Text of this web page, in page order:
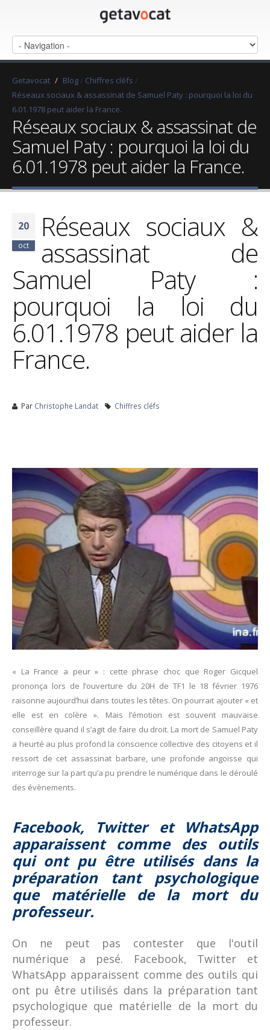
Getavocat / Blog / Chiffres cléfs /
Réseaux sociaux & assassinat de Samuel Paty : pourquoi la loi du
6.01.1978 peut aider la France.
Réseaux sociaux & assassinat de
Samuel Paty : pourquoi la loi du
6.01.1978 peut aider la France.
20
oct
Réseaux sociaux &
assassinat de
Samuel Paty :
pourquoi la loi du
6.01.1978 peut aider la
France.
Par Christophe Landat Chiffres cléfs
« La France a peur » : cette phrase choc que Roger Gicquel
prononça lors de l’ouverture du 20H de TF1 le 18 février 1976
raisonne aujourd’hui dans toutes les têtes. On pourrait ajouter « et
elle est en colère ». Mais l’émotion est souvent mauvaise
conseillère quand il s’agit de faire du droit. La mort de Samuel Paty
a heurté au plus profond la conscience collective des citoyens et il
ressort de cet assassinat barbare, une profonde angoisse qui
interroge sur la part qu’a pu prendre le numérique dans le déroulé
des évènements.
Facebook, Twitter et WhatsApp
apparaissent comme des outils
qui ont pu être utilisés dans la
préparation tant psychologique
que matérielle de la mort du
professeur.
On ne peut pas contester que l'outil
numérique a pesé. Facebook, Twitter et
WhatsApp apparaissent comme des outils qui
ont pu être utilisés dans la préparation tant
psychologique que matérielle de la mort du
professeur.